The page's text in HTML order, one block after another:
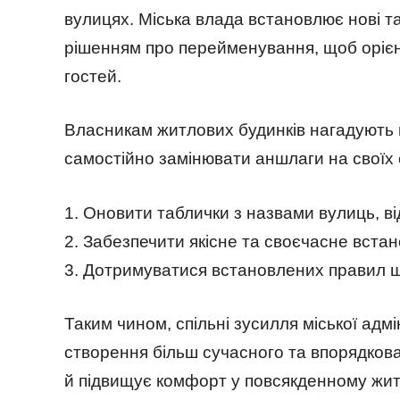
вулицях. Міська влада встановлює нові
рішенням про перейменування, щоб
гостей.
Власникам житлових будинків нагадують
самостійно замінювати аншлаги на
1. Оновити таблички з назвами вулиць,
2. Забезпечити якісне та своєчасне
3. Дотримуватися встановлених правил
Таким чином, спільні зусилля міської
створення більш сучасного та
й підвищує комфорт у повсякденному